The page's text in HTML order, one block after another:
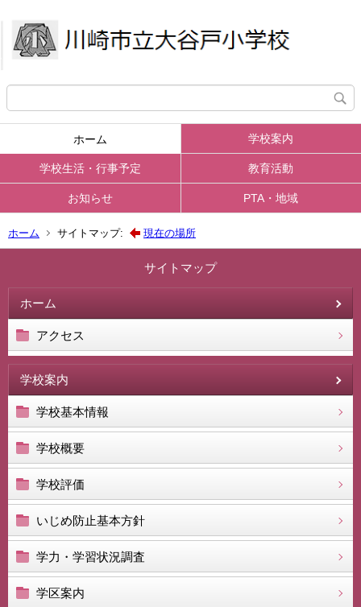
ホーム 学校案内
学校生活・行事予定 教育活動
お知らせ PTA・地域
ホーム サイトマップ: 現在の場所
サイトマップ
ホーム
アクセス
学校案内
学校基本情報
学校概要
学校評価
いじめ防止基本方針
学力・学習状況調査
学区案内